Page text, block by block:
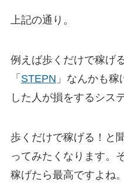
上記の通り。
例えば歩くだけで稼げ
「 STEPN 」なんかも
した人が損をするシス
歩くだけで稼げる！と
ってみたくなります。
稼げたら最高ですよね。